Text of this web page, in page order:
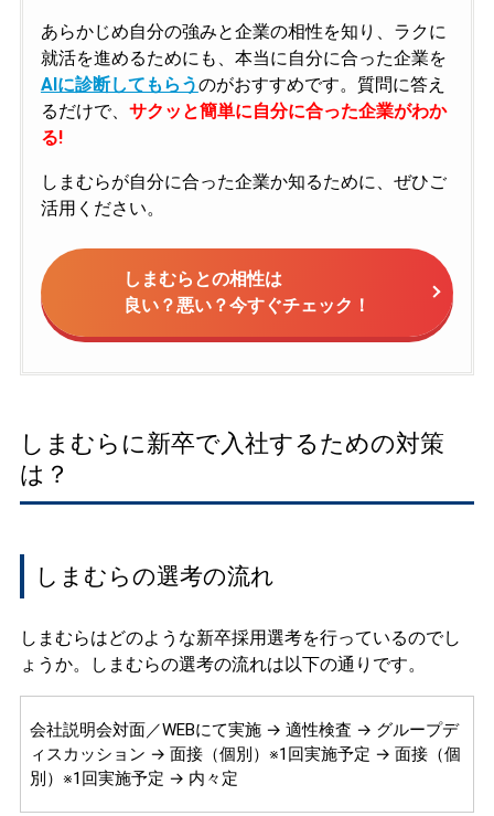
あらかじめ自分の強みと企業の相性を知り、ラクに
就活を進めるためにも、本当に自分に合った企業を
AIに診断してもらうのがおすすめです。質問に答え
るだけで、 サクッと簡単に自分に合った企業がわか
る!
しまむらが自分に合った企業か知るために、ぜひご
活用ください。
しまむらとの相性は
良い？悪い？今すぐチェック！
しまむらに新卒で入社するための対策
は？
しまむらの選考の流れ
しまむらはどのような新卒採用選考を行っているのでし
ょうか。しまむらの選考の流れは以下の通りです。
会社説明会対面／WEBにて実施 → 適性検査 → グループデ
ィスカッション → 面接（個別）※1回実施予定 → 面接（個
別）※1回実施予定 → 内々定